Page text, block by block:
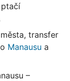
ptačí
transfer
Manausu a
–